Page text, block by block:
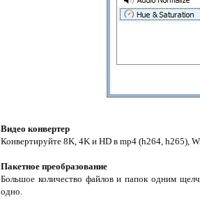
Видео конвертер
Конвертируйте 8K, 4K и HD в mp4 (h264, h265),
Пакетное преобразование
Большое количество файлов и папок одним
одно.